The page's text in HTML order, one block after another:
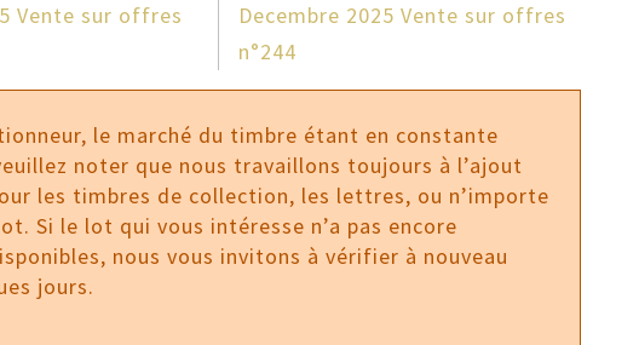
Vente sur offres
Decembre 2025 Vente sur offres
n°244
le marché du timbre étant en constante
noter que nous travaillons toujours à l’ajout
les timbres de collection, les lettres, ou n’importe
Si le lot qui vous intéresse n’a pas encore
nous vous invitons à vérifier à nouveau
jours.